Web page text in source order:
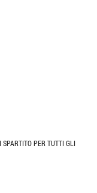
PER TUTTI GLI